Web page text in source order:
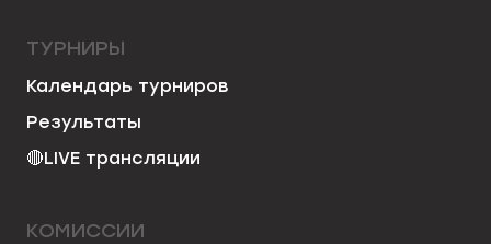
ТУРНИРЫ
Календарь турниров
Результаты
🔴LIVE трансляции
КОМИССИИ